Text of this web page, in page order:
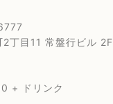
目11 常盤行ビル 2F
ドリンク